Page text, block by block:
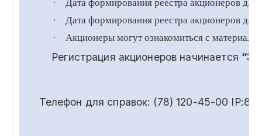
·
Дата формирования реестра акционеров
·
Дата формирования реестра акционеров для
·
Акционеры могут ознакомиться с
Регистрация акционеров начинается
Телефон для справок: (78) 120-45-00 IP:85-